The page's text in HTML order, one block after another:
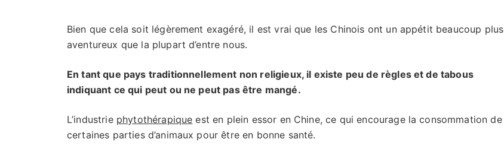
Bien que cela soit légèrement exagéré, il est vrai que les Chinois ont un appétit beaucoup plus
aventureux que la plupart d’entre nous.
En tant que pays traditionnellement non religieux, il existe peu de règles et de tabous
indiquant ce qui peut ou ne peut pas être mangé.
L’industrie phytothérapique est en plein essor en Chine, ce qui encourage la consommation de
certaines parties d’animaux pour être en bonne santé.